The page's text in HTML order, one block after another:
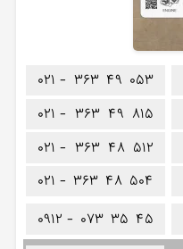
۰۲۱ - ۳۶۳ ۴۹ ۰۵۳
۰۲۱ - ۳۶۳ ۴۹ ۸۱۵
۰۲۱ - ۳۶۳ ۴۸ ۵۱۲
۰۲۱ - ۳۶۳ ۴۸ ۵۰۴
۰۹۱۲ - ۰۷۳ ۳۵ ۴۵